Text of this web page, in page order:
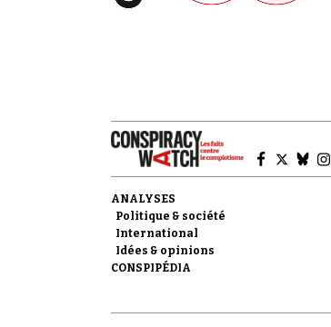
ANALYSES
Politique & société
International
Idées & opinions
CONSPIPÉDIA